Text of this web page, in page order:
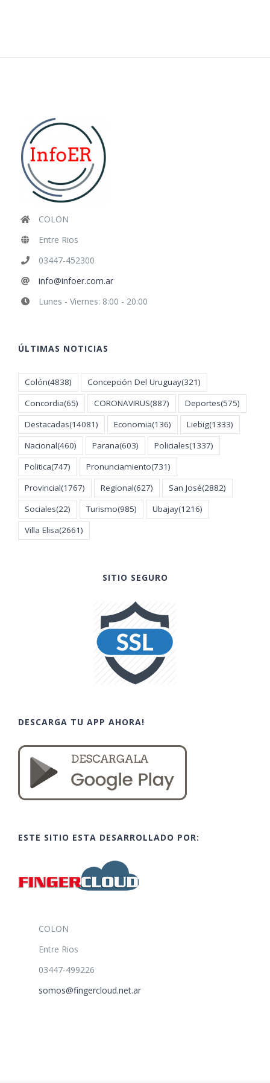
COLON
Entre Rios
03447-452300
info@infoer.com.ar
Lunes - Viernes: 8:00 - 20:00
ÚLTIMAS NOTICIAS
Colón(4838) Concepción Del Uruguay(321)
Concordia(65) CORONAVIRUS(887) Deportes(575)
Destacadas(14081) Economia(136) Liebig(1333)
Nacional(460) Parana(603) Policiales(1337)
Politica(747) Pronunciamiento(731)
Provincial(1767) Regional(627) San José(2882)
Sociales(22) Turismo(985) Ubajay(1216)
Villa Elisa(2661)
SITIO SEGURO
DESCARGA TU APP AHORA!
ESTE SITIO ESTA DESARROLLADO POR:
COLON
Entre Rios
03447-499226
somos@fingercloud.net.ar